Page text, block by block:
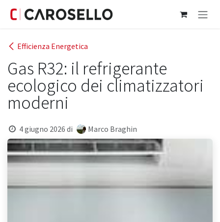
Efficienza Energetica
Gas R32: il refrigerante
ecologico dei climatizzatori
moderni
4 giugno 2026 di Marco Braghin